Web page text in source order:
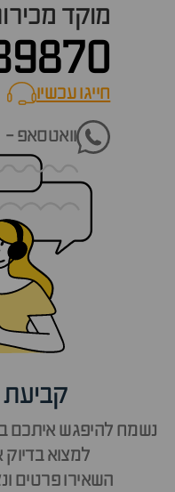
מוקד
חייגו עכשיוnow
וואטסאפ - 054-3887201
קביעת
נשמח להיפגש איתכם
למצוא
השאירו פרטים